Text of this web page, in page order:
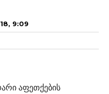
9:09
აფეთქების